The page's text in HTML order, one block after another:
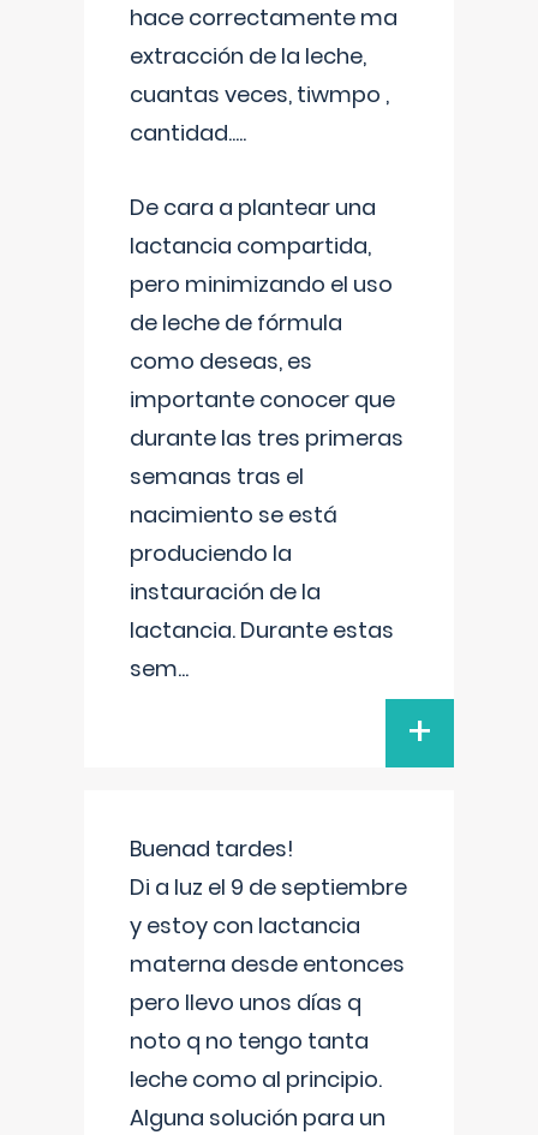
hace correctamente ma
extracción de la leche,
cuantas veces, tiwmpo ,
cantidad.....
De cara a plantear una
lactancia compartida,
pero minimizando el uso
de leche de fórmula
como deseas, es
importante conocer que
durante las tres primeras
semanas tras el
nacimiento se está
produciendo la
instauración de la
lactancia. Durante estas
sem...
+
Buenad tardes!
Di a luz el 9 de septiembre
y estoy con lactancia
materna desde entonces
pero llevo unos días q
noto q no tengo tanta
leche como al principio.
Alguna solución para un